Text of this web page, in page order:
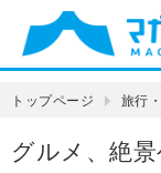
トップページ 旅行
グルメ、絶